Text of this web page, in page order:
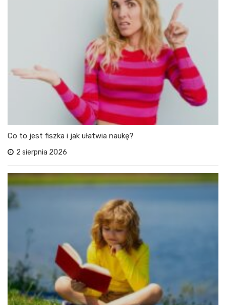
Co to jest fiszka i jak ułatwia naukę?
2 sierpnia 2026